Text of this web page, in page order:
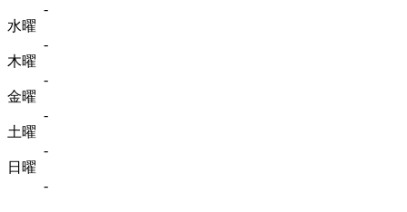
-
水曜
-
木曜
-
金曜
-
土曜
-
日曜
-